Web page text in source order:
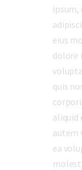
eius
dolore
quis
aliquid
autem
ea